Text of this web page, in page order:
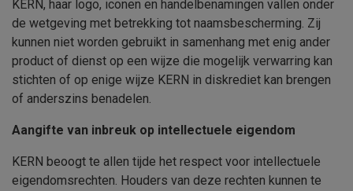
KERN, haar logo, iconen en handelbenamingen vallen onder
de wetgeving met betrekking tot naamsbescherming. Zij
kunnen niet worden gebruikt in samenhang met enig ander
product of dienst op een wijze die mogelijk verwarring kan
stichten of op enige wijze KERN in diskrediet kan brengen
of anderszins benadelen.
Aangifte van inbreuk op intellectuele eigendom
KERN beoogt te allen tijde het respect voor intellectuele
eigendomsrechten. Houders van deze rechten kunnen te